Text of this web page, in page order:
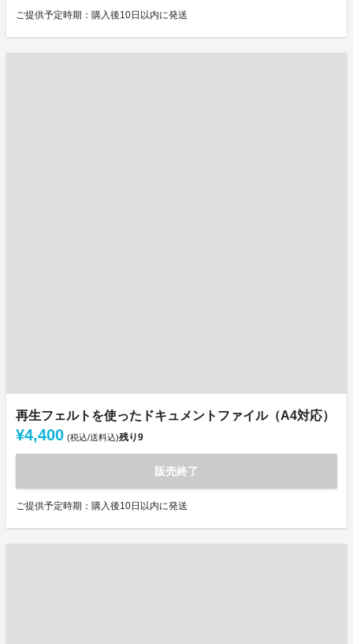
ご提供予定時期：購入後10日以内に発送
再生フェルトを使ったドキュメントファイル（A4対応）
¥4,400 (税込/送料込)残り9
販売終了
ご提供予定時期：購入後10日以内に発送